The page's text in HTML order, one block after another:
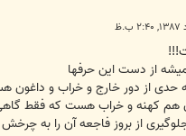
میشه از دست این حرفها
حدی از دور خارج و خراب و
کهنه و خراب هست که فقط
از بروز فاجعه آن را به چرخش